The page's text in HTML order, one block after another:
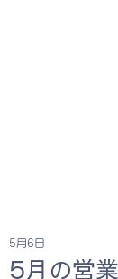
5月の営
5月6日